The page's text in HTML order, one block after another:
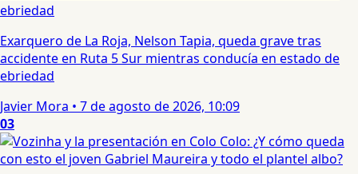
Exarquero de La Roja, Nelson Tapia, queda grave tras
accidente en Ruta 5 Sur mientras conducía en estado de
ebriedad
Javier Mora • 7 de agosto de 2026, 10:09
03